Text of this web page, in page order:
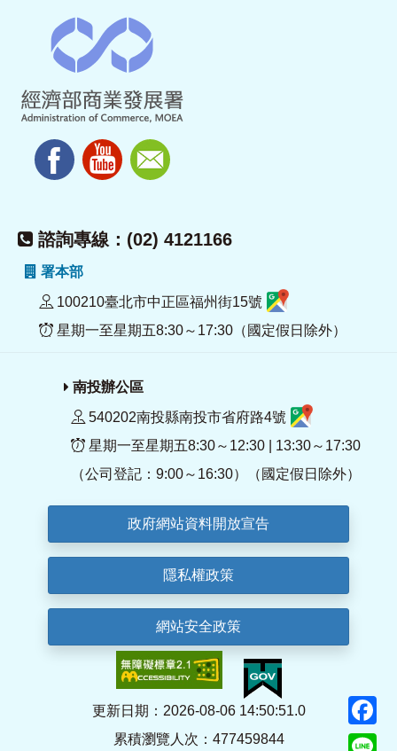
諮詢專線：(02) 4121166
署本部
100210臺北市中正區福州街15號
星期一至星期五8:30～17:30（國定假日除外）
南投辦公區
540202南投縣南投市省府路4號
星期一至星期五8:30～12:30 | 13:30～17:30
（公司登記：9:00～16:30）（國定假日除外）
政府網站資料開放宣告
隱私權政策
網站安全政策
更新日期：2026-08-06 14:50:51.0
累積瀏覽人次：477459844